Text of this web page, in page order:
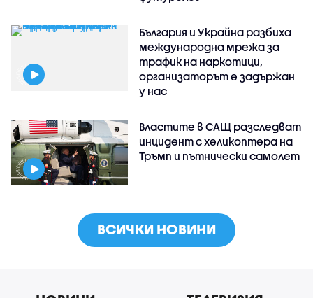
България и Украйна разбиха
международна мрежа за
трафик на наркотици,
организаторът е задържан
у нас
Властите в САЩ разследват
инцидент с хеликоптера на
Тръмп и пътнически самолет
ВСИЧКИ НОВИНИ